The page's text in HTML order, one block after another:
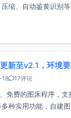
缩、自动鉴黄识别
自定义提示说明修复
能拽拖上传、多图
新至v2.1，环境
17评论
免费的图床程序，支
种实用功能，自建